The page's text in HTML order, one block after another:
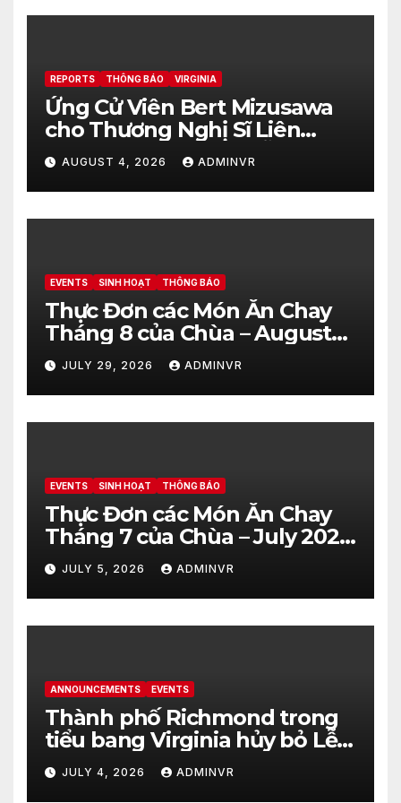
REPORTS THÔNG BÁO VIRGINIA
Ứng Cử Viên Bert Mizusawa
cho Thương Nghị Sĩ Liên
Bang Hoa Kỳ đang Dẫn Đầu
với 51.42% trong Kết Quả
Cuộc Bầu Cử Sơ Bộ Đảng
Cộng Hòa trong Tiểu Bang
AUGUST 4, 2026 ADMINVR
EVENTS SINH HOẠT THÔNG BÁO
Thực Đơn các Món Ăn Chay
Tháng 8 của Chùa – August
2026 – Vegetarian Food Menu
at Hue Quang Temple
JULY 29, 2026 ADMINVR
EVENTS SINH HOẠT THÔNG BÁO
Thực Đơn các Món Ăn Chay
Tháng 7 của Chùa – July 2026
– Vegetarian Food Menu at
Hue Quang Temple
JULY 5, 2026 ADMINVR
ANNOUNCEMENTS EVENTS
Thành phố Richmond trong
tiểu bang Virginia hủy bỏ Lễ
kỷ niệm Ngày Độc Lập Hoa
Kỳ vào ngày 4 tháng 7 năm
JULY 4, 2026 ADMINVR